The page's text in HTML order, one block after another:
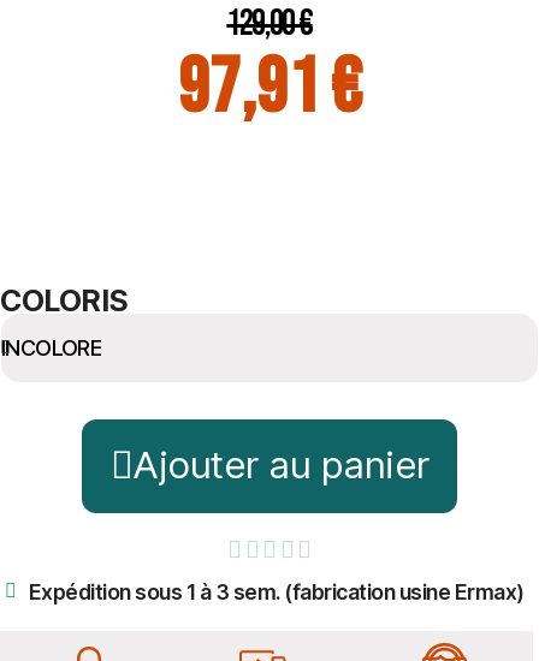
129,00 €
97,91 €
COLORIS
Ajouter au panier
    
Expédition sous 1 à 3 sem. (fabrication usine Ermax)